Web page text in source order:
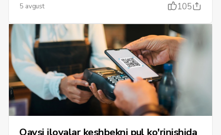
5 avgust 105
Qaysi ilovalar keshbekni pul ko'rinishida